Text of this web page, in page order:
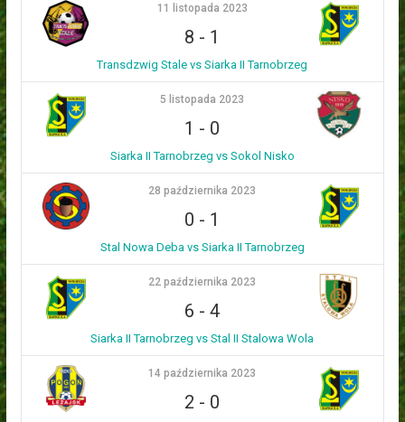
11 listopada 2023
8 - 1
Transdzwig Stale vs Siarka II Tarnobrzeg
5 listopada 2023
1 - 0
Siarka II Tarnobrzeg vs Sokol Nisko
28 października 2023
0 - 1
Stal Nowa Deba vs Siarka II Tarnobrzeg
22 października 2023
6 -4
Siarka II Tarnobrzeg vs Stal II Stalowa Wola
14 października 2023
2 - 0